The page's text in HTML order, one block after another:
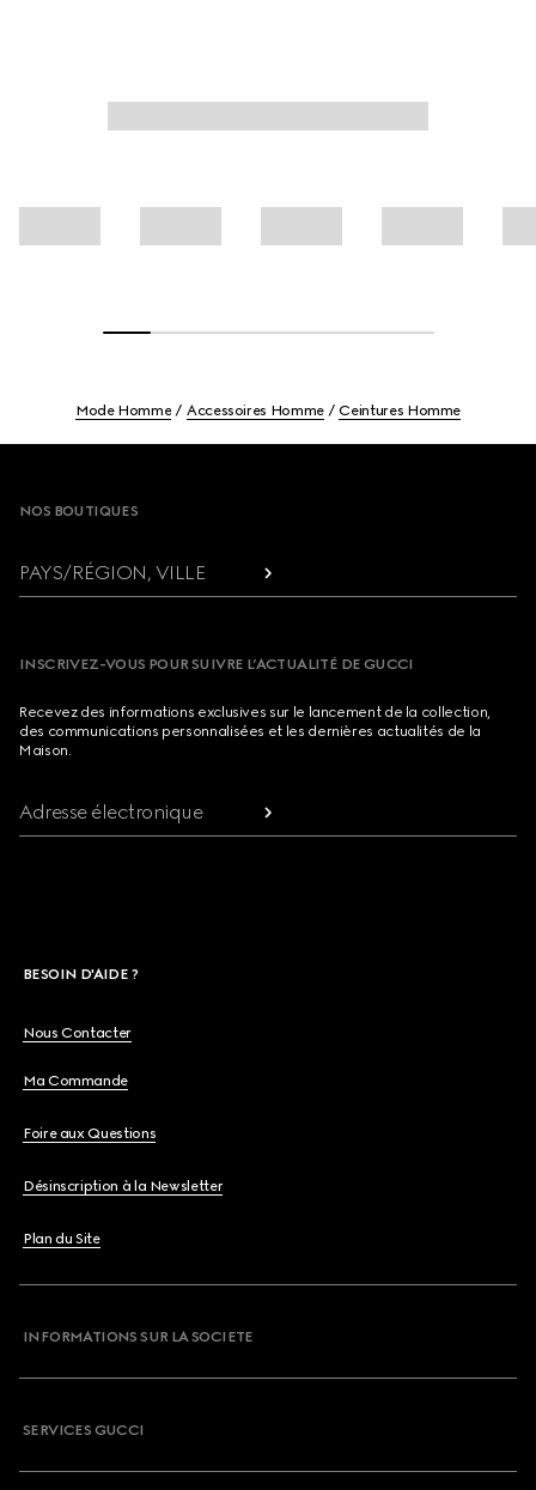
Mode Homme Accessoires Homme Ceintures Homme
NOS BOUTIQUES
PAYS/RÉGION, VILLE
INSCRIVEZ-VOUS POUR SUIVRE L’ACTUALITÉ DE GUCCI
Recevez des informations exclusives sur le lancement de la collection,
des communications personnalisées et les dernières actualités de la
Maison.
Adresse électronique
BESOIN D'AIDE ?
Nous Contacter
Ma Commande
Foire aux Questions
Désinscription à la Newsletter
Plan du Site
INFORMATIONS SUR LA SOCIETE
SERVICES GUCCI